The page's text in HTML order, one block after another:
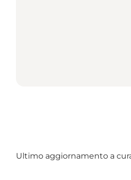
Ultimo aggiornamento a